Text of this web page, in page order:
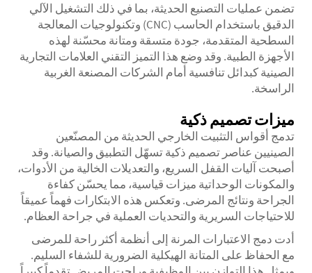
تضمن عمليات التصنيع الحديثة، بما في ذلك التشغيل الآلي
الدقيق باستخدام الحاسب (CNC) وتكنولوجيات المعالجة
السطحية المتقدمة، جودة متسقة ومتانة محسّنة لهذه
الأجهزة الطبية. وقد وضع هذا التميز التقني العلامات التجارية
الصينية كبدائل تنافسية أمام الشركات المصنعة الغربية
الراسخة.
ميزات تصميم ذكية
تدمج أقواس التثبيت الخارجي الحديثة من المصنّعين
الصينيين عناصر تصميم ذكية تسهّل التطبيق والصيانة. وقد
أصبحت آليات القفل السريع، والتعديلات الخالية من الأدوات،
والمكونات الوحداتية ميزات قياسية، مما يحسّن كفاءة
الجراحة ونتائج المرضى. وتعكس هذه الابتكارات فهماً عميقاً
للاحتياجات السريرية والتحديات العملية في جراحة العظام.
أدت دمج الاعتبارات المرنة إلى أنظمة أكثر راحة للمرضى
مع الحفاظ على المتانة الهيكلية الضرورية للشفاء السليم.